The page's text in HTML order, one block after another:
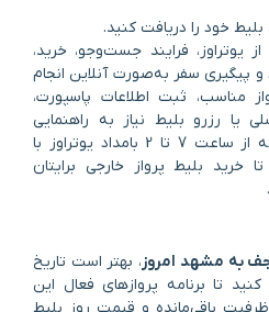
یوتراوز، فرایند جست‌وجو، خرید،
و پیگیری سفر به‌صورت آنلاین انجام
مناسب، ثبت اطلاعات پاسپورت،
یا رزرو بلیط نیاز به راهنمایی
داشتید، پشتیبانی 7 روز هفته از ساعت 7 تا 2 بامداد یوتراوز با
بلیط پرواز خارجی برایتان
به مشهد امروز، بهتر است تاریخ
تا برنامه پروازهای فعال این